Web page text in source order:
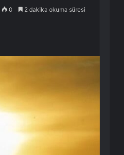
0 2 dakika okuma süresi